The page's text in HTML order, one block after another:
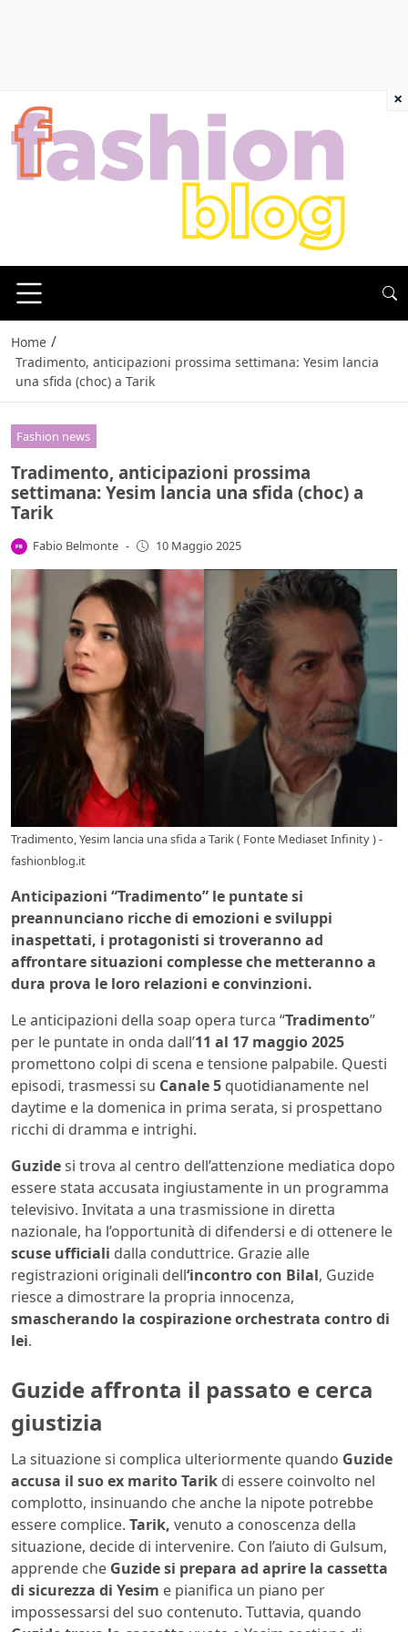
Home /
Tradimento, anticipazioni prossima settimana: Yesim lancia
una sfida (choc) a Tarik
Fashion news
Tradimento, anticipazioni prossima
settimana: Yesim lancia una sfida (choc) a
Tarik
Fabio Belmonte - 10 Maggio 2025
Tradimento, Yesim lancia una sfida a Tarik ( Fonte Mediaset Infinity ) -
fashionblog.it
Anticipazioni “Tradimento” le puntate si
preannunciano ricche di emozioni e sviluppi
inaspettati, i protagonisti si troveranno ad
affrontare situazioni complesse che metteranno a
dura prova le loro relazioni e convinzioni.
Le anticipazioni della soap opera turca “Tradimento”
per le puntate in onda dall’11 al 17 maggio 2025
promettono colpi di scena e tensione palpabile. Questi
episodi, trasmessi su Canale 5 quotidianamente nel
daytime e la domenica in prima serata, si prospettano
ricchi di dramma e intrighi.
Guzidesi trova al centro dell’attenzione mediatica dopo
essere stata accusata ingiustamente in un programma
televisivo. Invitata a una trasmissione in diretta
nazionale, ha l’opportunità di difendersi e di ottenere le
scuse ufficiali dalla conduttrice. Grazie alle
registrazioni originali dell‘incontro con Bilal, Guzide
riesce a dimostrare la propria innocenza,
smascherando la cospirazione orchestrata contro di
lei.
Guzide affronta il passato e cerca
giustizia
La situazione si complica ulteriormente quando Guzide
accusa il suo ex marito Tarik di essere coinvolto nel
complotto, insinuando che anche la nipote potrebbe
essere complice. Tarik, venuto a conoscenza della
situazione, decide di intervenire. Con l’aiuto di Gulsum,
apprende che Guzide si prepara ad aprire la cassetta
di sicurezza di Yesim e pianifica un piano per
impossessarsi del suo contenuto. Tuttavia, quando
×